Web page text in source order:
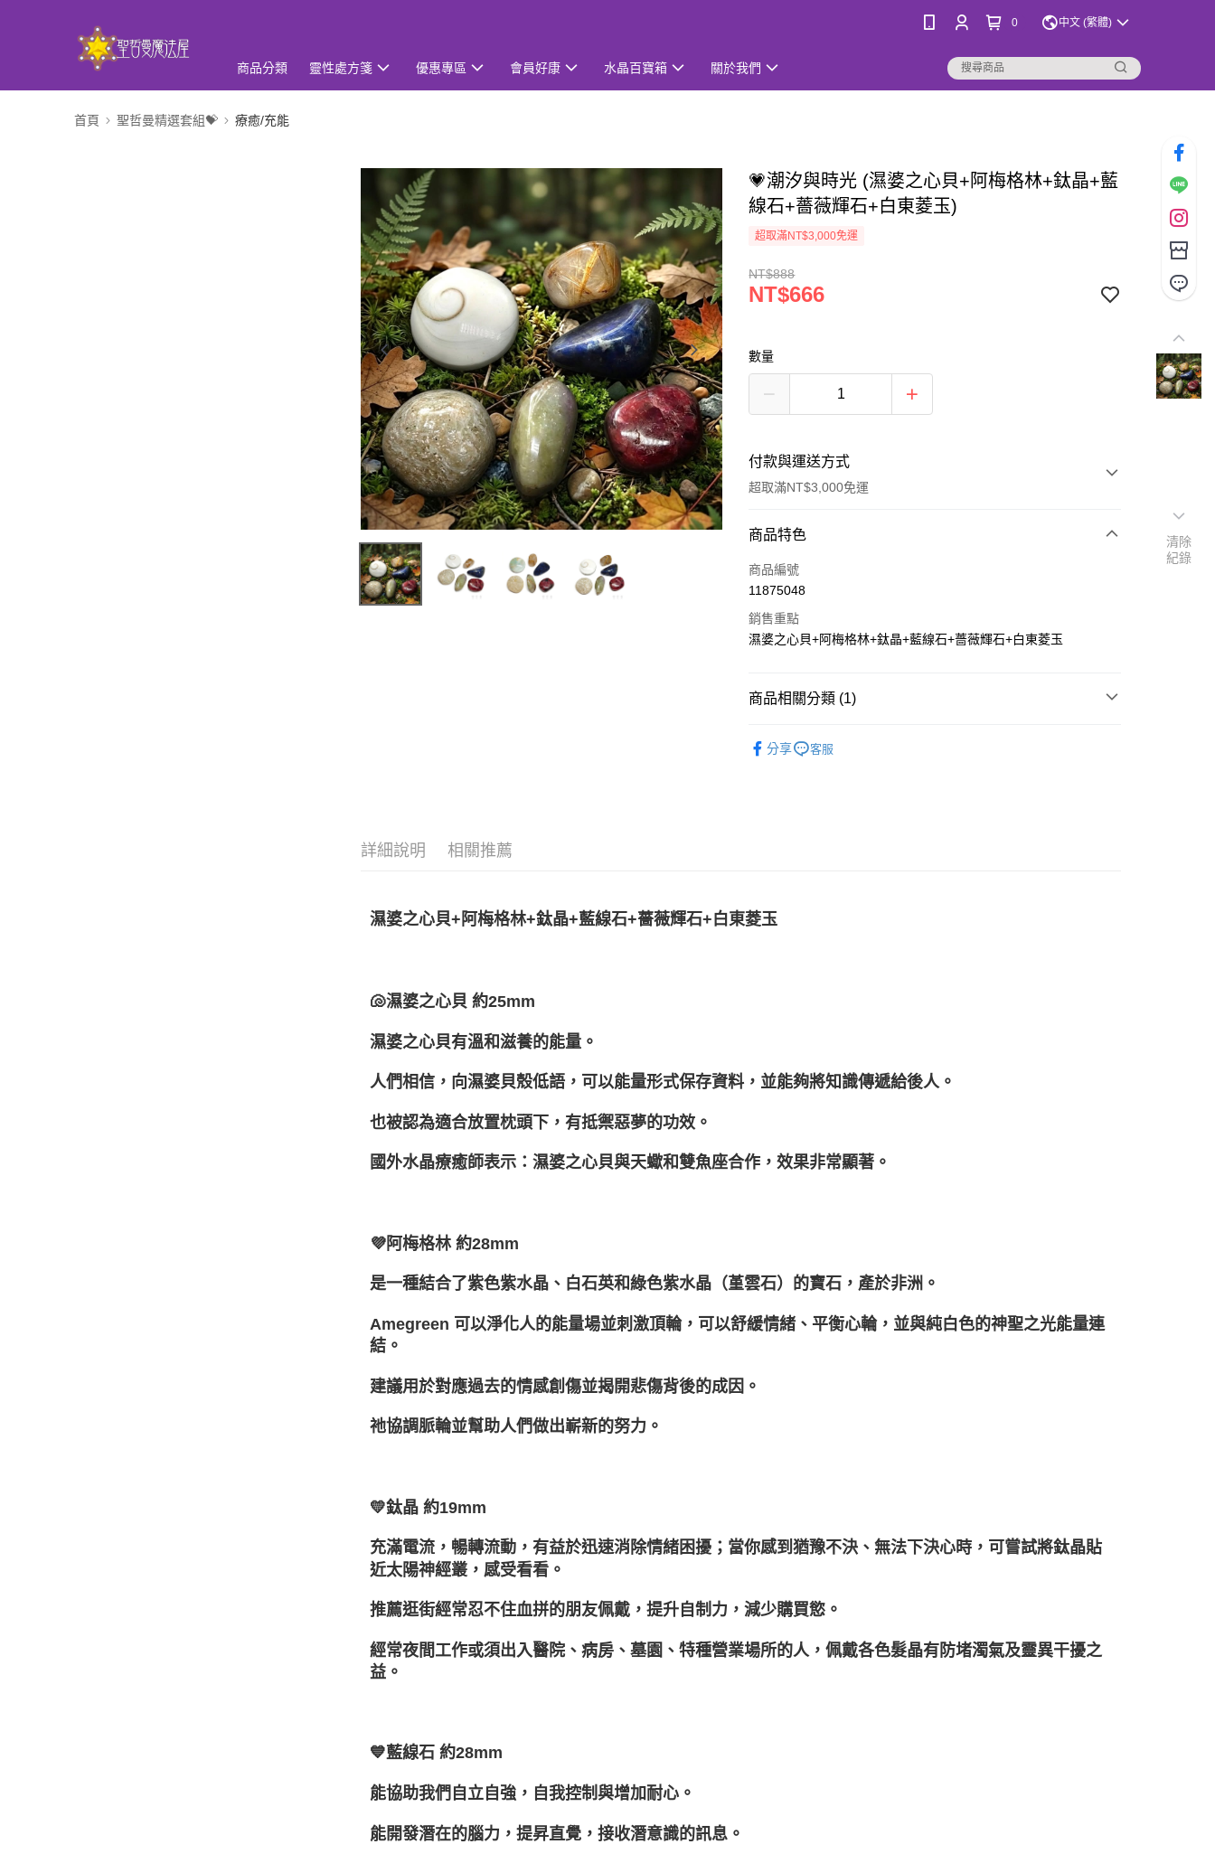
0 中文 (繁體)
商品分類 靈性處方箋 優惠專區 會員好康 水晶百寶箱 關於我們
首頁 聖哲曼精選套組💝 療癒/充能
💗潮汐與時光 (濕婆之心貝+阿梅格林+鈦晶+藍
線石+薔薇輝石+白東菱玉)
超取滿NT$3,000免運
NT$888
NT$666
數量
付款與運送方式
超取滿NT$3,000免運
付款方式
信用卡一次付款
LINE Pay
街口支付
7-11取貨付款
付款後門市自取
商品特色
商品編號
11875048
銷售重點
濕婆之心貝+阿梅格林+鈦晶+藍線石+薔薇輝石+白東菱玉
商品相關分類 (1)
分享
客服
詳細說明 相關推薦
濕婆之心貝+阿梅格林+鈦晶+藍線石+薔薇輝石+白東菱玉
🐚濕婆之心貝約25mm
濕婆之心貝有溫和滋養的能量。
人們相信，向濕婆貝殼低語，可以能量形式保存資料，並能夠將知識傳遞給後人。
也被認為適合放置枕頭下，有抵禦惡夢的功效。
國外水晶療癒師表示：濕婆之心貝與天蠍和雙魚座合作，效果非常顯著。
💜阿梅格林 約28mm
是一種結合了紫色紫水晶、白石英和綠色紫水晶（堇雲石）的寶石，產於非洲。
Amegreen 可以淨化人的能量場並刺激頂輪，可以舒緩情緒、平衡心輪，並與純白色的神聖之光能量連
結。
建議用於對應過去的情感創傷並揭開悲傷背後的成因。
祂協調脈輪並幫助人們做出嶄新的努力。
💛鈦晶 約19mm
充滿電流，暢轉流動，有益於迅速消除情緒困擾；當你感到猶豫不決、無法下決心時，可嘗試將鈦晶貼
近太陽神經叢，感受看看。
推薦逛街經常忍不住血拼的朋友佩戴，提升自制力，減少購買慾。
經常夜間工作或須出入醫院、病房、墓園、特種營業場所的人，佩戴各色髮晶有防堵濁氣及靈異干擾之
益。
💙藍線石 約28mm
能協助我們自立自強，自我控制與增加耐心。
能開發潛在的腦力，提昇直覺，接收潛意識的訊息。
清除
紀錄